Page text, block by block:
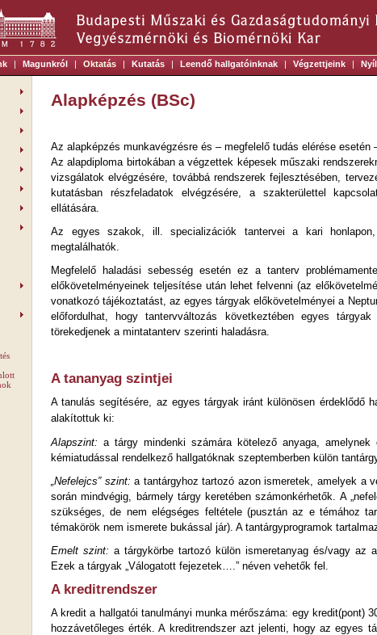
| Magunkról | Oktatás | Kutatás | Leendő hallgatóinknak | Végzettjeink |
Alapképzés (BSc)
Az alapképzés munkavégzésre és – megfelelő tudás elérése
Az alapdiploma birtokában a végzettek képesek műszaki
vizsgálatok elvégzésére, továbbá rendszerek fejlesztésében,
kutatásban részfeladatok elvégzésére, a szakterülettel
ellátására.
Az egyes szakok, ill. specializációk tantervei a kari honlapon,
megtalálhatók.
Megfelelő haladási sebesség esetén ez a tanterv
előkövetelményeinek teljesítése után lehet felvenni (az
vonatkozó tájékoztatást, az egyes tárgyak előkövetelményei a
előfordulhat, hogy tantervváltozás következtében egyes
törekedjenek a mintatanterv szerinti haladásra.
A tananyag szintjei
A tanulás segítésére, az egyes tárgyak iránt különösen érdeklődő
alakítottuk ki:
Alapszint: a tárgy mindenki számára kötelező anyaga,
kémiatudással rendelkező hallgatóknak szeptemberben külön
„Nefelejcs” szint: a tantárgyhoz tartozó azon ismeretek, amelyek a
során mindvégig, bármely tárgy keretében számonkérhetők. A
szükséges, de nem elégséges feltétele (pusztán az e témához
témakörök nem ismerete bukással jár). A tantárgyprogramok
Emelt szint: a tárgykörbe tartozó külön ismeretanyag és/vagy az
Ezek a tárgyak „Válogatott fejezetek….” néven vehetők fel.
A kreditrendszer
A kredit a hallgatói tanulmányi munka mérőszáma: egy kredit(pont)
hozzávetőleges érték. A kreditrendszer azt jelenti, hogy az egyes